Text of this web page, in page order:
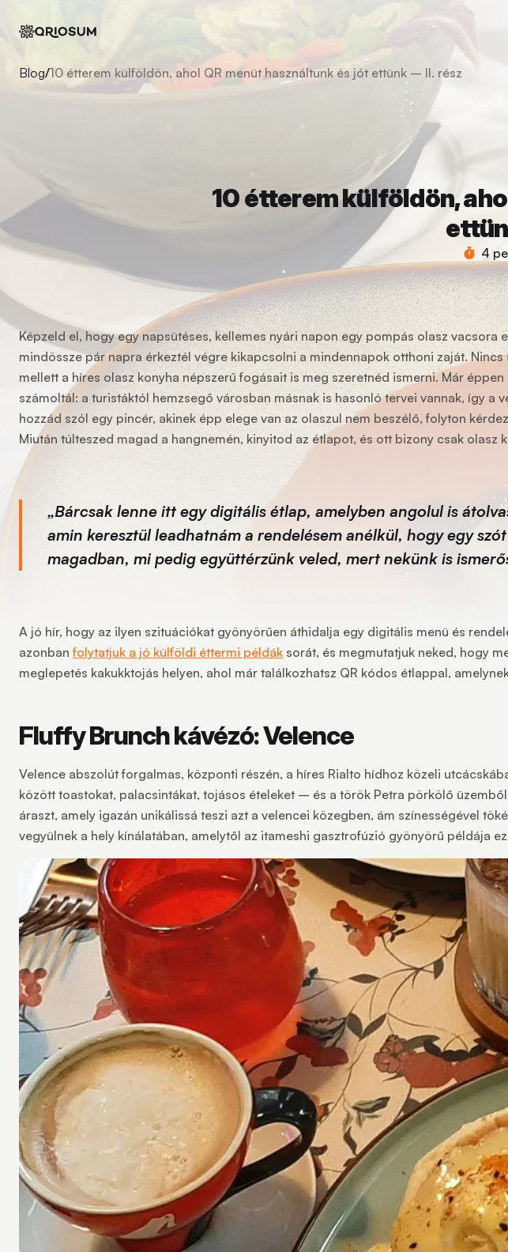
Blog/10 étterem külföldön, ahol QR menüt használtunk és jót ettünk – II. rész
10 étterem külföldön,
4
Képzeld el, hogy egy napsütéses, kellemes nyári napon egy pompás olasz
mindössze pár napra érkeztél végre kikapcsolni a mindennapok otthoni zaját.
mellett a híres olasz konyha népszerű fogásait is meg szeretnéd ismerni. Már
számoltál: a turistáktól hemzsegő városban másnak is hasonló tervei vannak, így
hozzád szól egy pincér, akinek épp elege van az olaszul nem beszélő, folyton
Miután túlteszed magad a hangnemén, kinyitod az étlapot, és ott bizony csak
„Bárcsak lenne itt egy digitális étlap, amelyben angolul is
amin keresztül leadhatnám a rendelésem anélkül, hogy egy
magadban, mi pedig együttérzünk veled, mert nekünk is
A jó hír, hogy az ilyen szituációkat gyönyörűen áthidalja egy digitális menü és
azonbanfolytatjuk a jó külföldi éttermi példák sorát, és megmutatjuk neked, hogy
meglepetés kakukktojás helyen, ahol már találkozhatsz QR kódos étlappal,
Fluffy Brunch kávézó: Velence
Velence abszolút forgalmas, központi részén, a híres Rialto hídhoz közeli
között toastokat, palacsintákat, tojásos ételeket – és a török Petra pörkölő
áraszt, amely igazán unikálissá teszi azt a velencei közegben, ám színességével
vegyülnek a hely kínálatában, amelytől az itameshi gasztrofúzió gyönyörű példája